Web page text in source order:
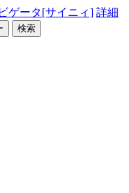
ゲータ[サイニィ] 詳細
検索